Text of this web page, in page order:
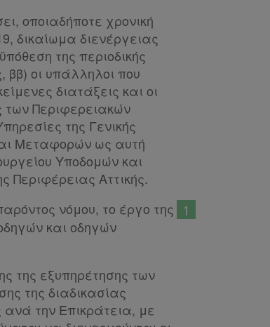
οποιαδήποτε χρονική
δικαίωμα διενέργειας
της περιοδικής
ββ) οι υπάλληλοι που
διατάξεις και οι
των Περιφερειακών
της Γενικής
Μεταφορών ως αυτή
Υποδομών και
Περιφέρειας Αττικής.
1
νόμου, το έργο της
και οδηγών
της εξυπηρέτησης των
της διαδικασίας
την Επικράτεια, με